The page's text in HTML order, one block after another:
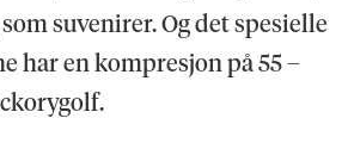
suvenirer. Og det spesielle
har en kompresjon på 55 –